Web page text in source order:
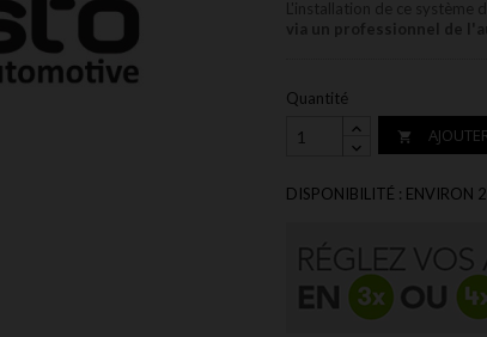
Quantité

DISPONIBILITÉ : ENVIRON